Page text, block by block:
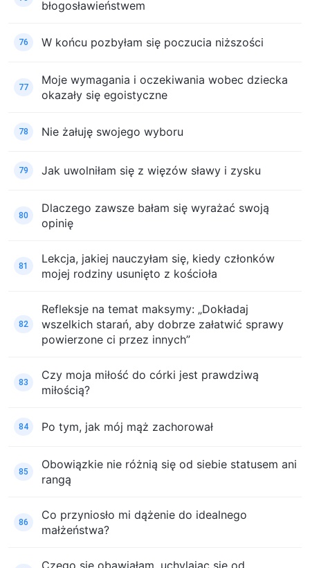
błogosławieństwem
76 W końcu pozbyłam się poczucia niższości
77
Moje wymagania i oczekiwania wobec dziecka
okazały się egoistyczne
78 Nie żałuję swojego wyboru
79 Jak uwolniłam się z więzów sławy i zysku
80
Dlaczego zawsze bałam się wyrażać swoją
opinię
81
Lekcja, jakiej nauczyłam się, kiedy członków
mojej rodziny usunięto z kościoła
82
Refleksje na temat maksymy: „Dokładaj
wszelkich starań, aby dobrze załatwić sprawy
powierzone ci przez innych”
83
Czy moja miłość do córki jest prawdziwą
miłością?
84 Po tym, jak mój mąż zachorował
85
Obowiązkie nie różnią się od siebie statusem ani
rangą
86
Co przyniosło mi dążenie do idealnego
małżeństwa?
Czego się obawiałam, uchylając się od